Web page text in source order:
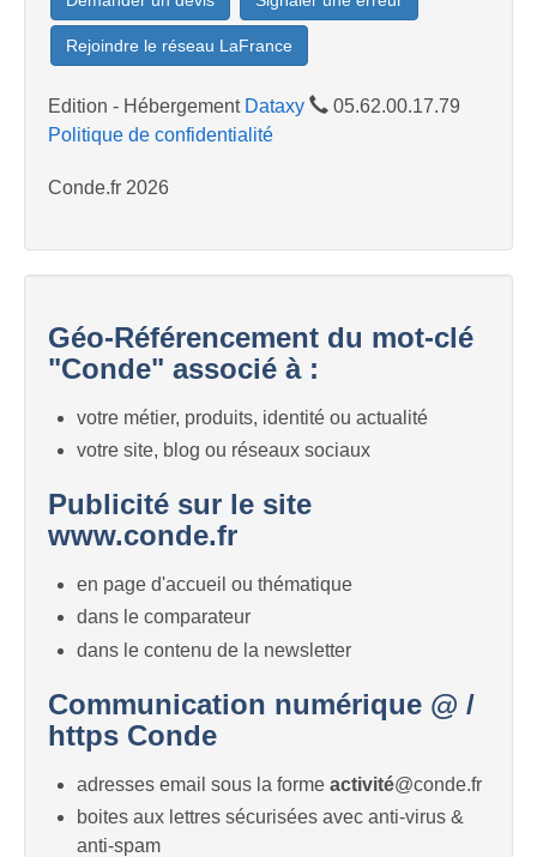
Rejoindre le réseau LaFrance
Edition - Hébergement Dataxy
05.62.00.17.79
Politique de confidentialité
Conde.fr 2026
Géo-Référencement du mot-clé
"Conde" associé à :
votre métier, produits, identité ou actualité
votre site, blog ou réseaux sociaux
Publicité sur le site
www.conde.fr
en page d'accueil ou thématique
dans le comparateur
dans le contenu de la newsletter
Communication numérique @ /
https Conde
adresses email sous la forme activité@conde.fr
boites aux lettres sécurisées avec anti-virus &
anti-spam